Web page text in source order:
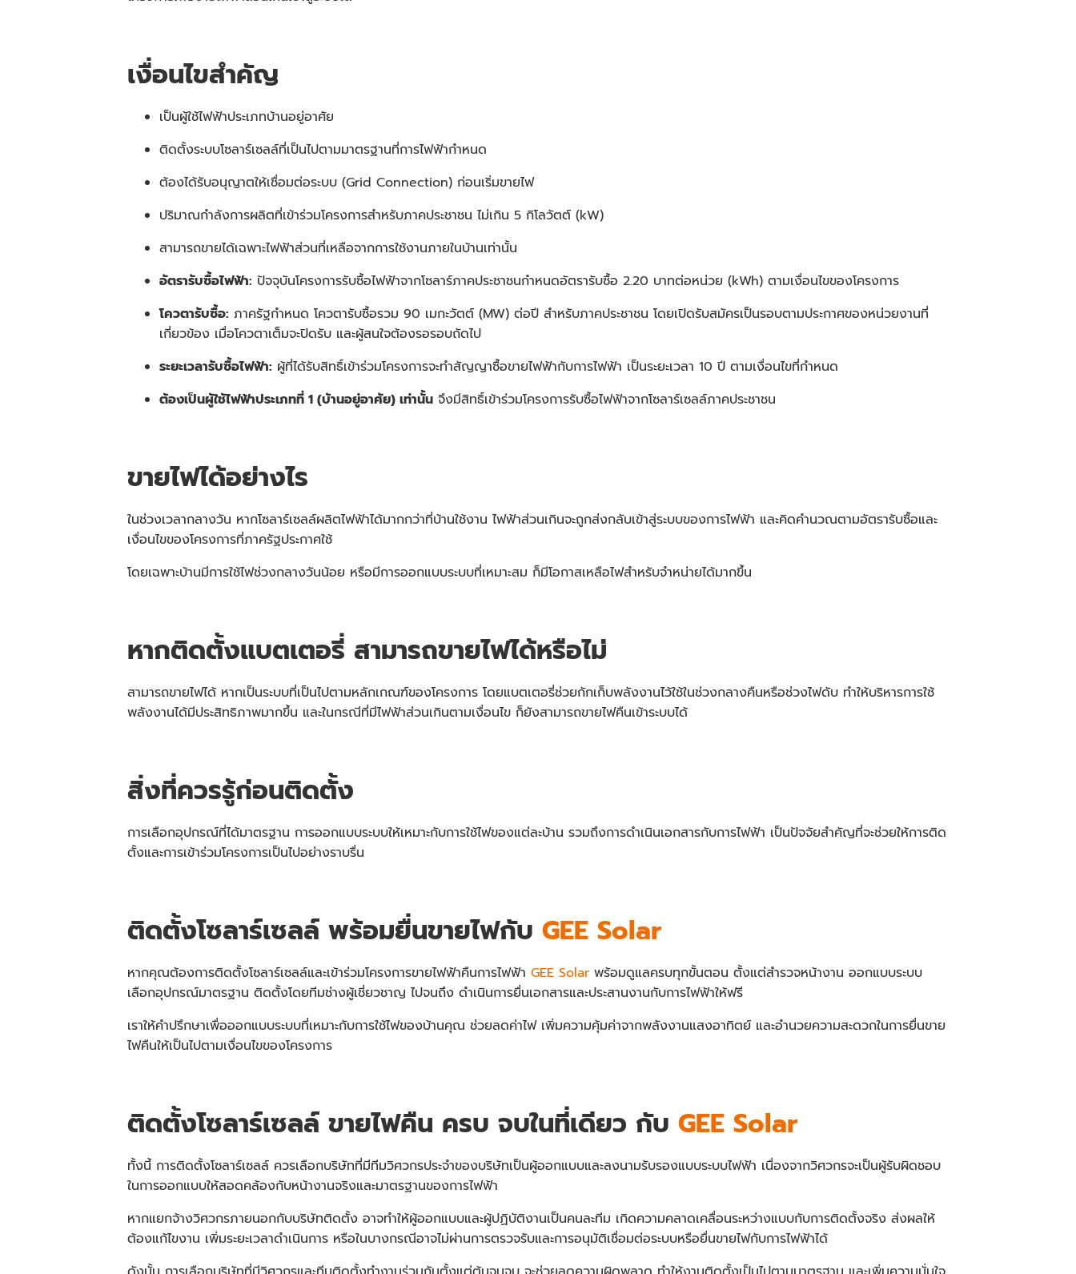
เงื่อนไขสำคัญ
เป็นผู้ใช้ไฟฟ้าประเภทบ้านอยู่อาศัย
ติดตั้งระบบโซลาร์เซลล์ที่เป็นไปตามมาตรฐานที่การไฟฟ้ากำหนด
ต้องได้รับอนุญาตให้เชื่อมต่อระบบ (Grid Connection) ก่อนเริ่มขายไฟ
ปริมาณกำลังการผลิตที่เข้าร่วมโครงการสำหรับภาคประชาชน ไม่เกิน 5 กิโลวัตต์ (kW)
สามารถขายได้เฉพาะไฟฟ้าส่วนที่เหลือจากการใช้งานภายในบ้านเท่านั้น
อัตรารับซื้อไฟฟ้า: ปัจจุบันโครงการรับซื้อไฟฟ้าจากโซลาร์ภาคประชาชนกำหนดอัตรารับซื้อ 2.20 บาทต่อหน่วย (kWh) ตามเงื่อนไขของโครงการ
โควตารับซื้อ: ภาครัฐกำหนด โควตารับซื้อรวม 90 เมกะวัตต์ (MW) ต่อปี สำหรับภาคประชาชน โดยเปิดรับสมัครเป็นรอบตามประกาศของหน่วยงานที่
เกี่ยวข้อง เมื่อโควตาเต็มจะปิดรับ และผู้สนใจต้องรอรอบถัดไป
ระยะเวลารับซื้อไฟฟ้า: ผู้ที่ได้รับสิทธิ์เข้าร่วมโครงการจะทำสัญญาซื้อขายไฟฟ้ากับการไฟฟ้า เป็นระยะเวลา 10 ปี ตามเงื่อนไขที่กำหนด
ต้องเป็นผู้ใช้ไฟฟ้าประเภทที่ 1 (บ้านอยู่อาศัย) เท่านั้น จึงมีสิทธิ์เข้าร่วมโครงการรับซื้อไฟฟ้าจากโซลาร์เซลล์ภาคประชาชน
ขายไฟได้อย่างไร
ในช่วงเวลากลางวัน หากโซลาร์เซลล์ผลิตไฟฟ้าได้มากกว่าที่บ้านใช้งาน ไฟฟ้าส่วนเกินจะถูกส่งกลับเข้าสู่ระบบของการไฟฟ้า และคิดคำนวณตามอัตรารับซื้อและ
เงื่อนไขของโครงการที่ภาครัฐประกาศใช้
โดยเฉพาะบ้านมีการใช้ไฟช่วงกลางวันน้อย หรือมีการออกแบบระบบที่เหมาะสม ก็มีโอกาสเหลือไฟสำหรับจำหน่ายได้มากขึ้น
หากติดตั้งแบตเตอรี่ สามารถขายไฟได้หรือไม่
สามารถขายไฟได้ หากเป็นระบบที่เป็นไปตามหลักเกณฑ์ของโครงการ โดยแบตเตอรี่ช่วยกักเก็บพลังงานไว้ใช้ในช่วงกลางคืนหรือช่วงไฟดับ ทำให้บริหารการใช้
พลังงานได้มีประสิทธิภาพมากขึ้น และในกรณีที่มีไฟฟ้าส่วนเกินตามเงื่อนไข ก็ยังสามารถขายไฟคืนเข้าระบบได้
สิ่งที่ควรรู้ก่อนติดตั้ง
การเลือกอุปกรณ์ที่ได้มาตรฐาน การออกแบบระบบให้เหมาะกับการใช้ไฟของแต่ละบ้าน รวมถึงการดำเนินเอกสารกับการไฟฟ้า เป็นปัจจัยสำคัญที่จะช่วยให้การติด
ตั้งและการเข้าร่วมโครงการเป็นไปอย่างราบรื่น
ติดตั้งโซลาร์เซลล์ พร้อมยื่นขายไฟกับ GEE Solar
หากคุณต้องการติดตั้งโซลาร์เซลล์และเข้าร่วมโครงการขายไฟฟ้าคืนการไฟฟ้า GEE Solar พร้อมดูแลครบทุกขั้นตอน ตั้งแต่สำรวจหน้างาน ออกแบบระบบ
เลือกอุปกรณ์มาตรฐาน ติดตั้งโดยทีมช่างผู้เชี่ยวชาญ ไปจนถึง ดำเนินการยื่นเอกสารและประสานงานกับการไฟฟ้าให้ฟรี
เราให้คำปรึกษาเพื่อออกแบบระบบที่เหมาะกับการใช้ไฟของบ้านคุณ ช่วยลดค่าไฟ เพิ่มความคุ้มค่าจากพลังงานแสงอาทิตย์ และอำนวยความสะดวกในการยื่นขาย
ไฟคืนให้เป็นไปตามเงื่อนไขของโครงการ
ติดตั้งโซลาร์เซลล์ ขายไฟคืน ครบ จบในที่เดียว กับ GEE Solar
ทั้งนี้ การติดตั้งโซลาร์เซลล์ ควรเลือกบริษัทที่มีทีมวิศวกรประจำของบริษัทเป็นผู้ออกแบบและลงนามรับรองแบบระบบไฟฟ้า เนื่องจากวิศวกรจะเป็นผู้รับผิดชอบ
ในการออกแบบให้สอดคล้องกับหน้างานจริงและมาตรฐานของการไฟฟ้า
หากแยกจ้างวิศวกรภายนอกกับบริษัทติดตั้ง อาจทำให้ผู้ออกแบบและผู้ปฏิบัติงานเป็นคนละทีม เกิดความคลาดเคลื่อนระหว่างแบบกับการติดตั้งจริง ส่งผลให้
ต้องแก้ไขงาน เพิ่มระยะเวลาดำเนินการ หรือในบางกรณีอาจไม่ผ่านการตรวจรับและการอนุมัติเชื่อมต่อระบบหรือยื่นขายไฟกับการไฟฟ้าได้